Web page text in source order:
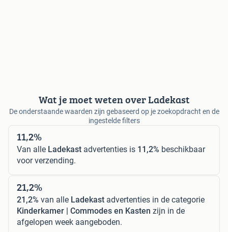
Wat je moet weten over Ladekast
De onderstaande waarden zijn gebaseerd op je zoekopdracht en de
ingestelde filters
11,2%
Van alle Ladekast advertenties is 11,2% beschikbaar
voor verzending.
21,2%
21,2% van alle Ladekast advertenties in de categorie
Kinderkamer | Commodes en Kasten zijn in de
afgelopen week aangeboden.